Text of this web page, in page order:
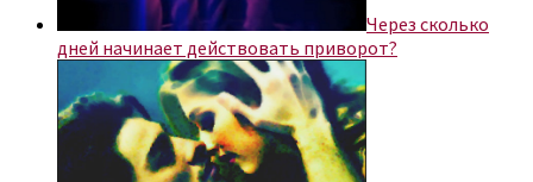
Через сколько
дней начинает действовать приворот?